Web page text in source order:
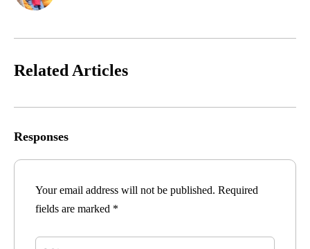
Related Articles
Responses
Your email address will not be published. Required
fields are marked *